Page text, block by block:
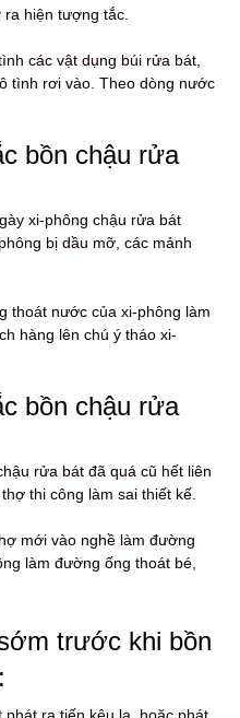
hiện tượng tắc.
các vật dụng búi rửa bát,
tình rơi vào. Theo dòng nước
bồn chậu rửa
xi-phông chậu rửa bát
bị dầu mỡ, các mảnh
thoát nước của xi-phông làm
hàng lên chú ý tháo xi-
bồn chậu rửa
rửa bát đã quá cũ hết liên
thi công làm sai thiết kế.
mới vào nghề làm đường
làm đường ống thoát bé,
trước khi bồn
ra tiến kêu lạ, hoặc phát